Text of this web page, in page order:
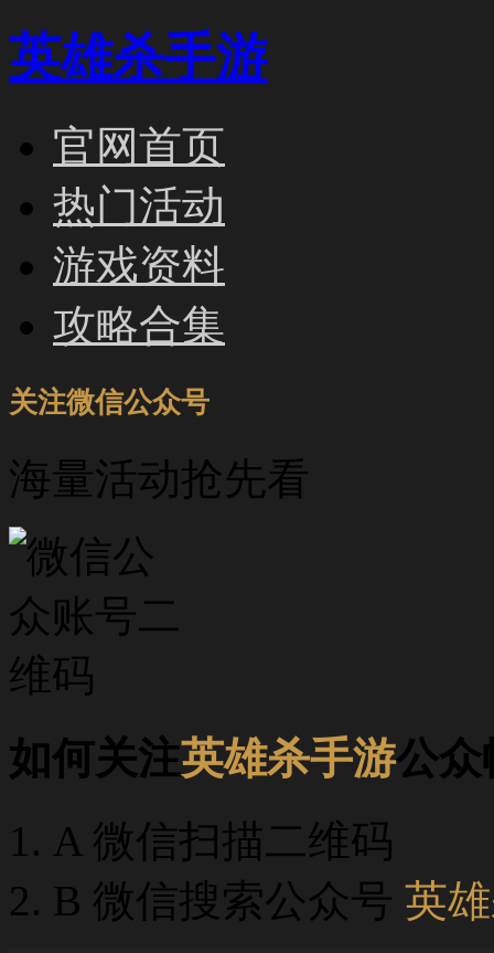
英雄杀手游
官网首页
热门活动
游戏资料
攻略合集
关注微信公众号
海量活动抢先看
如何关注英雄杀手游公众
A 微信扫描二维码
B 微信搜索公众号 英